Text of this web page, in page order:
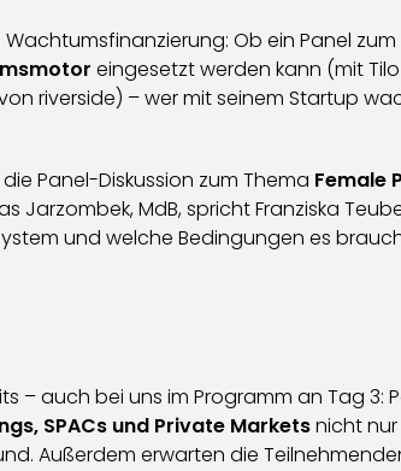
Ob ein Panel
eingesetzt werden kann (mit
riverside) – wer mit seinem Startup
Panel-Diskussion zum Thema Female
Jarzombek, MdB, spricht Franziska
und welche Bedingungen es
– auch bei uns im Programm an Tag 3:
SPACs und Private Marketsnicht
Außerdem erwarten die